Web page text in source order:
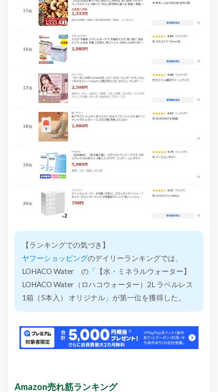
【ランキングでの気づき】
ヤフーショッピングのデイリーランキングでは、
LOHACO Water の「【水・ミネラルウォーター】
LOHACO Water（ロハコウォーター）2L ラベルレス
1箱（5本入） オリジナル」が第一位を獲得した。
Amazon売れ筋ランキング